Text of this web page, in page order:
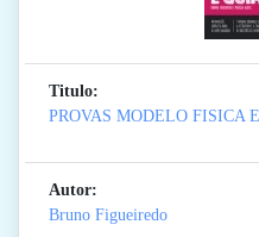
Titulo:
PROVAS MODELO FISICA
Autor:
Bruno Figueiredo